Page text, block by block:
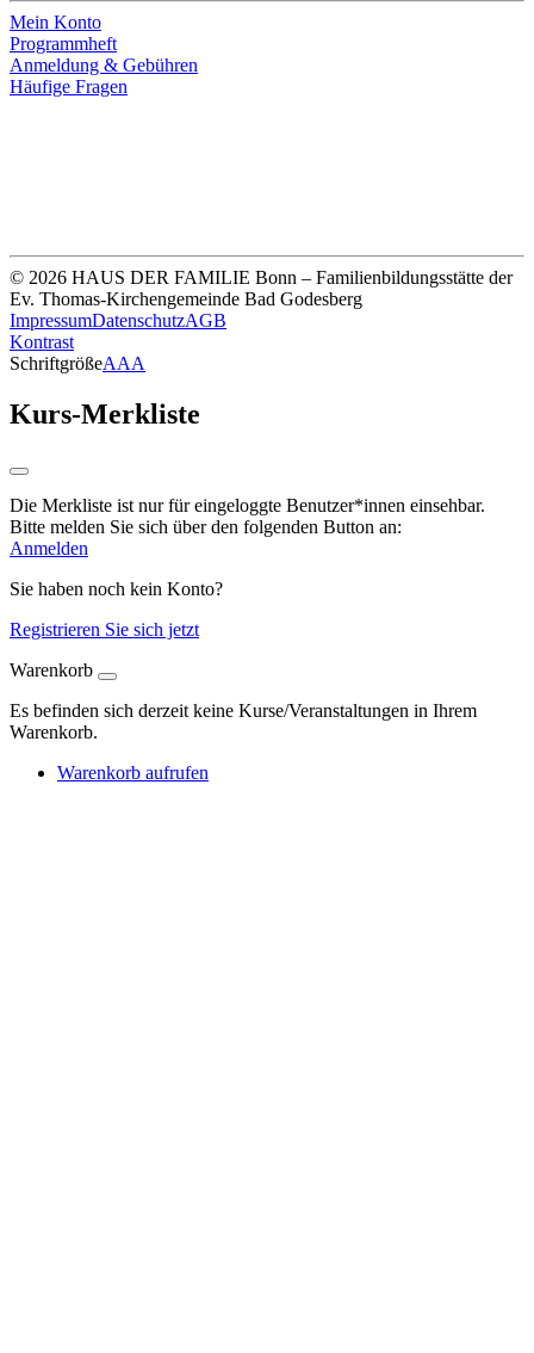
Mein Konto
Programmheft
Anmeldung & Gebühren
Häufige Fragen
© 2026 HAUS DER FAMILIE Bonn – Familienbildungsstätte der
Ev. Thomas-Kirchengemeinde Bad Godesberg
ImpressumDatenschutzAGB
Kontrast
SchriftgrößeAAA
Kurs-Merkliste
Die Merkliste ist nur für eingeloggte Benutzer*innen einsehbar.
Bitte melden Sie sich über den folgenden Button an:
Anmelden
Sie haben noch kein Konto?
Registrieren Sie sich jetzt
Warenkorb
Es befinden sich derzeit keine Kurse/Veranstaltungen in Ihrem
Warenkorb.
Warenkorb aufrufen